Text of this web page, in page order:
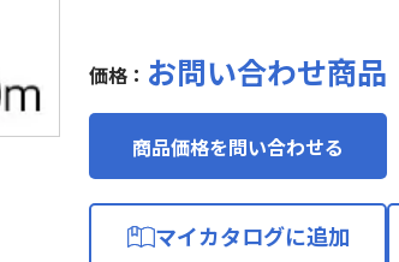
価格： お問い合わせ商品
商品価格を問い合わせる
マイカタログに追加